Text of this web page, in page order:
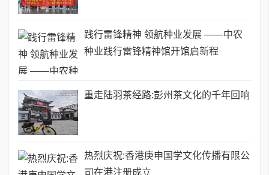
践行雷锋精神 领航种业发展 ——中农
种业践行雷锋精神馆开馆启新程
重走陆羽茶经路:彭州茶文化的千年回响
热烈庆祝:香港庚申国学文化传播有限公
司在港注册成立